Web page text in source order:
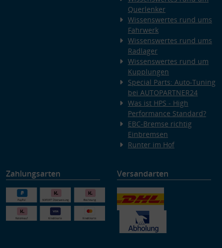
Querlenker
Wissenswertes rund ums
Fahrwerk
Wissenswertes rund ums
Radlager
Wissenswertes rund um
Kupplungen
Special Parts: Auto-Tuning
bei AUTOPARTNER24
Was ist HPS - High
Performance Standard?
EBC-Bremse richtig
Einbremsen
Runter im Hof
Zahlungsarten Versandarten